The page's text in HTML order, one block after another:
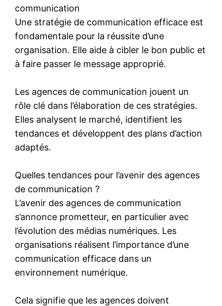
communication
Une stratégie de communication efficace est
fondamentale pour la réussite d’une
organisation. Elle aide à cibler le bon public et
à faire passer le message approprié.
Les agences de communication jouent un
rôle clé dans l’élaboration de ces stratégies.
Elles analysent le marché, identifient les
tendances et développent des plans d’action
adaptés.
Quelles tendances pour l’avenir des agences
de communication ?
L’avenir des agences de communication
s’annonce prometteur, en particulier avec
l’évolution des médias numériques. Les
organisations réalisent l’importance d’une
communication efficace dans un
environnement numérique.
Cela signifie que les agences doivent